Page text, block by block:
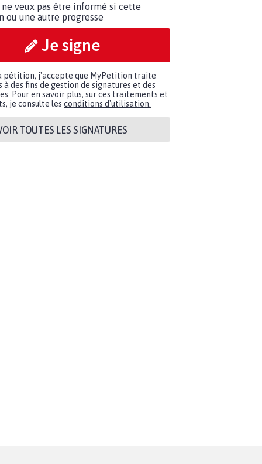
ne veux pas être informé si cette
ou une autre progresse
Je signe
pétition, j'accepte que MyPetition traite
à des fins de gestion de signatures et des
Pour en savoir plus, sur ces traitements et
je consulte les conditions d'utilisation.
TOUTES LES SIGNATURES